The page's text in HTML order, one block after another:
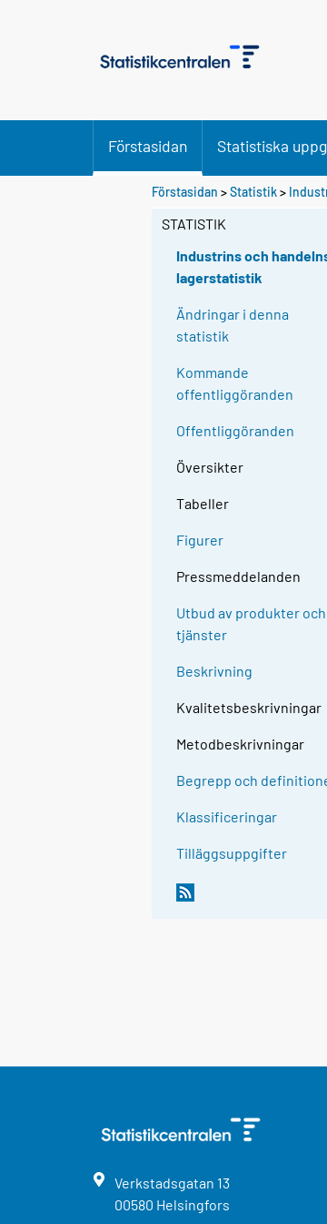
Förstasidan Statistiska
Förstasidan >Statistik>
STATISTIK
Industrins och
lagerstatistik
Ändringar i denna
statistik
Kommande
offentliggöranden
Offentliggöranden
Översikter
Tabeller
Figurer
Pressmeddelanden
Utbud av produkter och
tjänster
Beskrivning
Kvalitetsbeskrivningar
Metodbeskrivningar
Begrepp och
Klassificeringar
Tilläggsuppgifter
Verkstadsgatan 13
00580 Helsingfors